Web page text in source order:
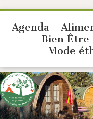
Agenda
Bien Être
Mode